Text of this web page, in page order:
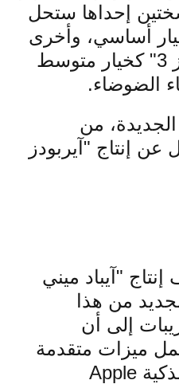
إحداها ستحل
2" كخيار أساسي، وأخرى
بديلة لإصدار "آيربودز 3" كخيار متوسط
الضوضاء.
من
إنتاج "آيربودز
"آيباد ميني
من هذا
إلى أن
ميزات متقدمة
مثل دعم مزايا أبل الذكية Apple